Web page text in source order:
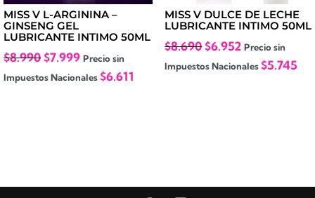
MISS V L-ARGININA –
GINSENG GEL
LUBRICANTE INTIMO 50ML
$8.990El
precio
$7.999El
precio
Precio sin
Impuestos Nacionales$6.611
MISS V DULCE DE LECHE
LUBRICANTE INTIMO 50ML
$8.690El
precio
$6.952El
precio
Precio sin
Impuestos Nacionales$5.745